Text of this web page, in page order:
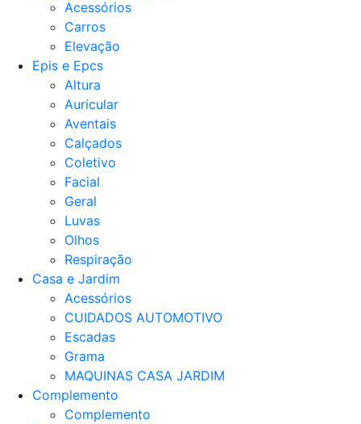
Acessórios
Carros
Elevação
Epis e Epcs
Altura
Auricular
Aventais
Calçados
Coletivo
Facial
Geral
Luvas
Olhos
Respiração
Casa e Jardim
Acessórios
CUIDADOS AUTOMOTIVO
Escadas
Grama
MAQUINAS CASA JARDIM
Complemento
Complemento